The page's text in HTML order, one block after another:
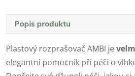
Popis produktu
Plastový rozprašovač AMBI je
elegantní pomocník při péči o